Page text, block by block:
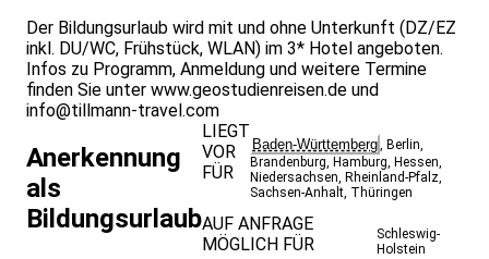
Der Bildungsurlaub wird mit und ohne Unterkunft (DZ/EZ
inkl. DU/WC, Frühstück, WLAN) im 3* Hotel angeboten.
Infos zu Programm, Anmeldung und weitere Termine
finden Sie unter www.geostudienreisen.de und
info@tillmann-travel.com
Anerkennung
als
Bildungsurlaub
LIEGT
VOR
FÜR
Baden-Württemberg, Berlin,
Brandenburg, Hamburg, Hessen,
Niedersachsen, Rheinland-Pfalz,
Sachsen-Anhalt, Thüringen
AUF ANFRAGE
MÖGLICH FÜR
Schleswig-
Holstein